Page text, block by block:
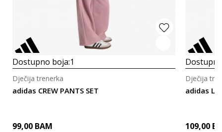
Dostupno boja:1
adidas CREW PANTS SET
Dječija trenerka
99,00 BAM
adidas LK
Dječija
109,00